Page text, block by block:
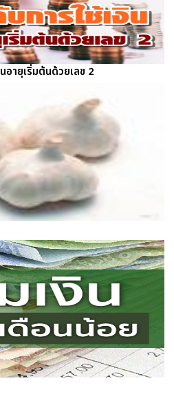
อายุเริ่มต้นด้วยเลข 2